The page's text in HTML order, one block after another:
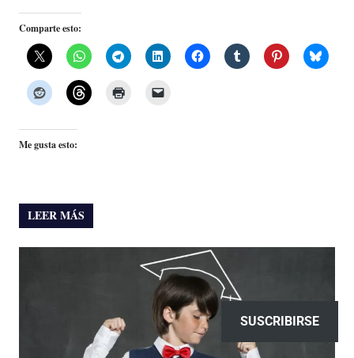
Comparte esto:
Me gusta esto:
LEER MÁS
SUSCRIBIRSE